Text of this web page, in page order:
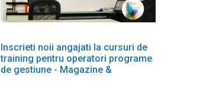
Inscrieti noii angajati la cursuri de
training pentru operatori programe
de gestiune - Magazine &